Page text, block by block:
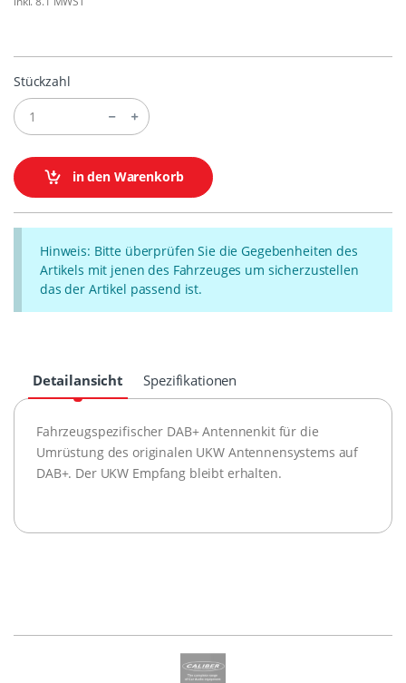
Stückzahl
in den Warenkorb
Hinweis: Bitte überprüfen Sie die Gegebenheiten des
Artikels mit jenen des Fahrzeuges um sicherzustellen
das der Artikel passend ist.
Detailansicht Spezifikationen
Fahrzeugspezifischer DAB+ Antennenkit für die
Umrüstung des originalen UKW Antennensystems auf
DAB+. Der UKW Empfang bleibt erhalten.